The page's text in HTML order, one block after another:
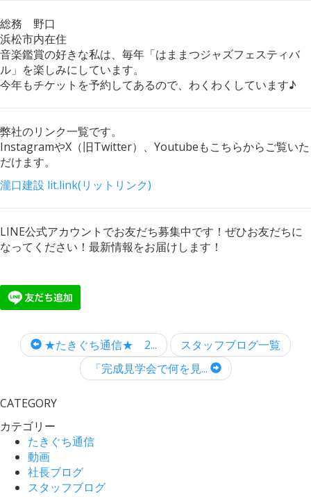
総務 野口
浜松市内在住
音楽鑑賞の好きな私は、毎年「はままつジャズフェスティバ
ル」を楽しみにしています。
今年もチケットを予約してあるので、わくわくしています♪
弊社のリンク一覧です。
InstagramやX（旧Twitter）、Youtubeもこちらからご覧いた
だけます。
瀧口建設 lit.link(リットリンク)
LINE公式アカウントでお友だち募集中です！ぜひお友だちに
なってください！最新情報をお届けします！
★たきぐち通信★ 2...
スタッフブログ一覧
「完成見学会で何を見...
CATEGORY
カテゴリー
たきぐち通信
動画
社長ブログ
スタッフブログ